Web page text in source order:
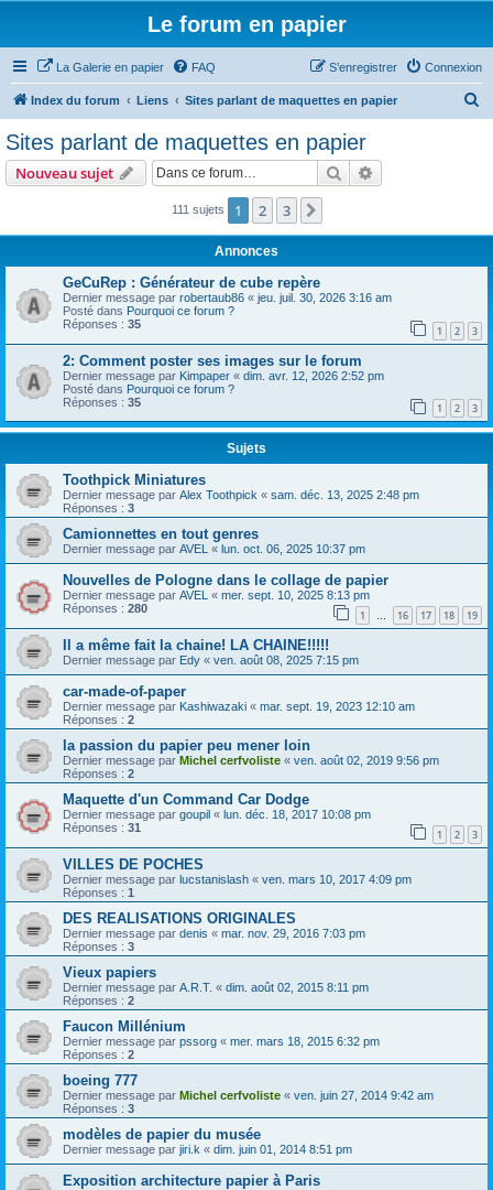
Le forum en papier
La Galerie en papier FAQ Connexion
S’enregistrer
Index du forum Liens Sites parlant de maquettes en papier
r
Sites parlant de maquettes en papier
Nouveau sujet Rechercher
111 sujets 1 2 3
Annonces
GeCuRep : Générateur de cube repère
Dernier message par robertaub86 « jeu. juil. 30, 2026 3:16 am
Posté dans Pourquoi ce forum ?
Réponses : 35 1 2 3
2: Comment poster ses images sur le forum
Dernier message par Kimpaper « dim. avr. 12, 2026 2:52 pm
Posté dans Pourquoi ce forum ?
Réponses : 35 1 2 3
Sujets
Toothpick Miniatures
Dernier message par Alex Toothpick « sam. déc. 13, 2025 2:48 pm
Réponses : 3
Camionnettes en tout genres
Dernier message par AVEL « lun. oct. 06, 2025 10:37 pm
Nouvelles de Pologne dans le collage de papier
Dernier message par AVEL « mer. sept. 10, 2025 8:13 pm
Réponses : 280 1 … 16 17 18 19
Il a même fait la chaine! LA CHAINE!!!!!
Dernier message par Edy « ven. août 08, 2025 7:15 pm
car-made-of-paper
Dernier message par Kashiwazaki « mar. sept. 19, 2023 12:10 am
Réponses : 2
la passion du papier peu mener loin
Dernier message par Michel cerfvoliste « ven. août 02, 2019 9:56 pm
Réponses : 2
Maquette d'un Command Car Dodge
Dernier message par goupil « lun. déc. 18, 2017 10:08 pm
Réponses : 31 1 2 3
VILLES DE POCHES
Dernier message par lucstanislash « ven. mars 10, 2017 4:09 pm
Réponses : 1
DES REALISATIONS ORIGINALES
Dernier message par denis « mar. nov. 29, 2016 7:03 pm
Réponses : 3
Vieux papiers
Dernier message par A.R.T. « dim. août 02, 2015 8:11 pm
Réponses : 2
Faucon Millénium
Dernier message par pssorg « mer. mars 18, 2015 6:32 pm
Réponses : 2
boeing 777
Dernier message par Michel cerfvoliste « ven. juin 27, 2014 9:42 am
Réponses : 3
modèles de papier du musée
Dernier message par jiri.k « dim. juin 01, 2014 8:51 pm
Exposition architecture papier à Paris